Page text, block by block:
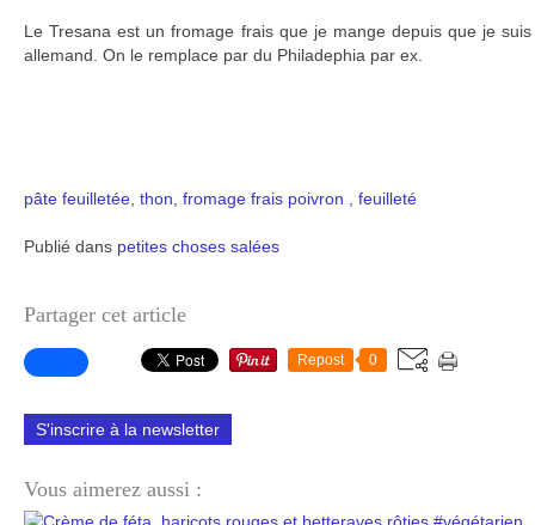
Le Tresana est un fromage frais que je mange depuis que je
allemand. On le remplace par du Philadephia par ex.
pâte feuilletée thon fromage frais poivron feuilleté
Publié dans petites choses salées
Partager cet article
Repost 0
S'inscrire à la newsletter
Vous aimerez aussi :